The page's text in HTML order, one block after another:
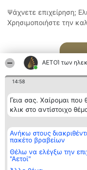
ΑΕΤΟΊ των
14:58
Γεια σας. Χαίρομαι
κλικ στο αντίστοιχο
Ανήκω στους
πακέτο βραβείων
Θέλω να ελέγξω την
"Αετοί"
Ψάχνετε επιχείρηση;
Χρησιμοποιήστε την
Διοργανωτής της
κατάταξης
BEAUTIFUL COMPANY
ΤΗΛ. ΕΠΙΚΟΙΝΩΝΙΑΣ:
2104128019